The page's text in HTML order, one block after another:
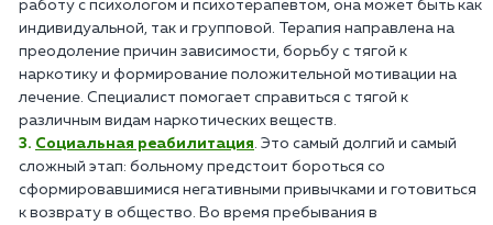
работу с психологом и психотерапевтом, она может быть как
индивидуальной, так и групповой. Терапия направлена на
преодоление причин зависимости, борьбу с тягой к
наркотику и формирование положительной мотивации на
лечение. Специалист помогает справиться с тягой к
различным видам наркотических веществ.
Социальная реабилитация. Это самый долгий и самый
сложный этап: больному предстоит бороться со
сформировавшимися негативными привычками и готовиться
к возврату в общество. Во время пребывания в